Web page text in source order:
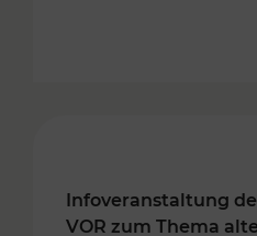
Infoveranstaltung
VOR zum Thema